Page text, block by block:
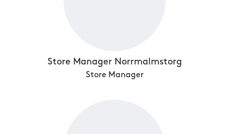
Store Manager Norrmalmstorg
Store Manager